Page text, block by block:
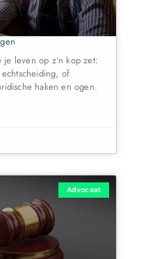
je leven op z’n kop zet:
of
haken en ogen.
Advocaat